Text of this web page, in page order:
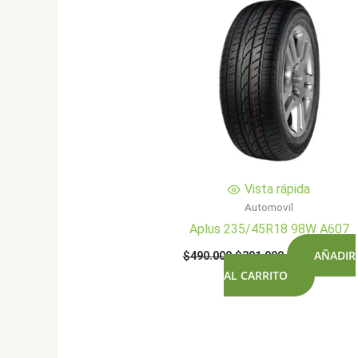
Vista rápida
Automovil
Aplus 235/45R18 98W A607
$490.000El
original
era:
$391.900El
actual
es:
AÑADIR
AL CARRITO